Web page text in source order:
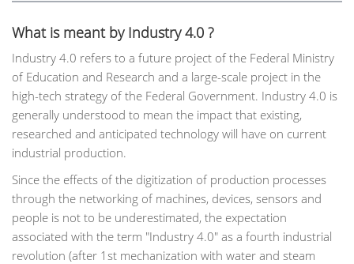
What is meant by Industry 4.0 ?
Industry 4.0 refers to a future project of the Federal Ministry
of Education and Research and a large-scale project in the
high-tech strategy of the Federal Government. Industry 4.0 is
generally understood to mean the impact that existing,
researched and anticipated technology will have on current
industrial production.
Since the effects of the digitization of production processes
through the networking of machines, devices, sensors and
people is not to be underestimated, the expectation
associated with the term "Industry 4.0" as a fourth industrial
revolution (after 1st mechanization with water and steam